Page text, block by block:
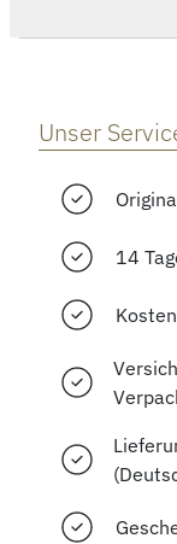
Unser
14